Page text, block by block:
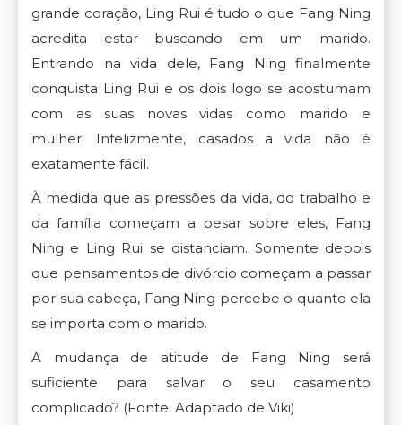
grande coração, Ling Rui é tudo o que Fang Ning
acredita estar buscando em um marido.
Entrando na vida dele, Fang Ning finalmente
conquista Ling Rui e os dois logo se acostumam
com as suas novas vidas como marido e
mulher. Infelizmente, casados a vida não é
exatamente fácil.
À medida que as pressões da vida, do trabalho e
da família começam a pesar sobre eles, Fang
Ning e Ling Rui se distanciam. Somente depois
que pensamentos de divórcio começam a passar
por sua cabeça, Fang Ning percebe o quanto ela
se importa com o marido.
A mudança de atitude de Fang Ning será
suficiente para salvar o seu casamento
complicado? (Fonte: Adaptado de Viki)